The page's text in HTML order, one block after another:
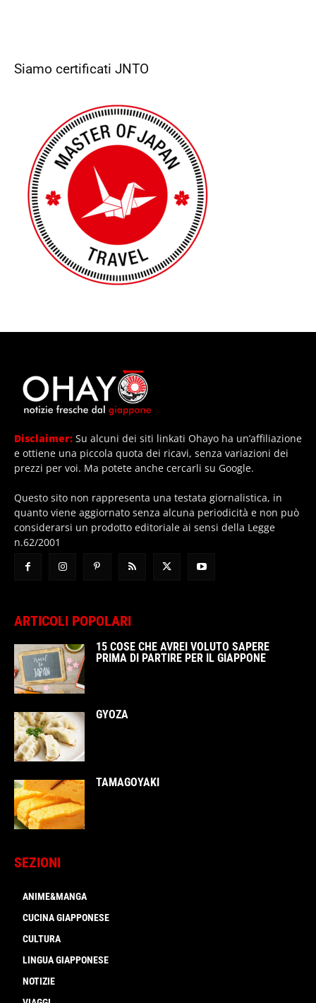
Siamo certificati JNTO
Disclaimer: Su alcuni dei siti linkati Ohayo ha un’affiliazione
e ottiene una piccola quota dei ricavi, senza variazioni dei
prezzi per voi. Ma potete anche cercarli su Google.
Questo sito non rappresenta una testata giornalistica, in
quanto viene aggiornato senza alcuna periodicità e non può
considerarsi un prodotto editoriale ai sensi della Legge
n.62/2001
ARTICOLI POPOLARI
15 COSE CHE AVREI VOLUTO SAPERE
PRIMA DI PARTIRE PER IL GIAPPONE
GYOZA
TAMAGOYAKI
SEZIONI
ANIME&MANGA
CUCINA GIAPPONESE
CULTURA
LINGUA GIAPPONESE
NOTIZIE